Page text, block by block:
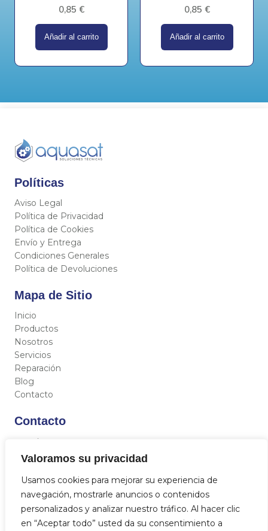
Valoramos su privacidad
Usamos cookies para mejorar su experiencia de
navegación, mostrarle anuncios o contenidos
personalizados y analizar nuestro tráfico. Al hacer clic
en “Aceptar todo” usted da su consentimiento a
0,85 €
Añadir al carrito
0,85 €
Añadir al carrito
Políticas
Aviso Legal
Política de Privacidad
Política de Cookies
Envío y Entrega
Condiciones Generales
Política de Devoluciones
Mapa de Sitio
Inicio
Productos
Nosotros
Servicios
Reparación
Blog
Contacto
Contacto
C/ Miguel Hernández 12, 46717 - La Font d’En Carròs
(Valencia)
684 712 329
info@aquasat.es